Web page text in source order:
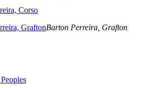
Barton Perreira, Grafton